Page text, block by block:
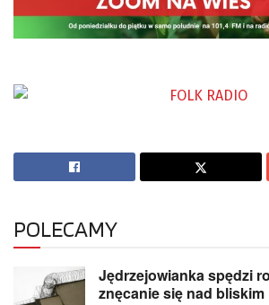
POLECAMY
Jędrzejowianka spędzi
znęcanie się nad bliskim